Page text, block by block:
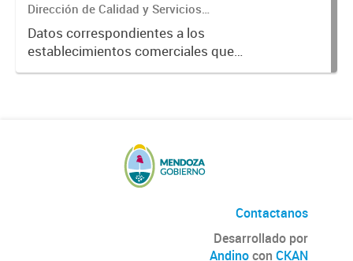
Dirección de Calidad y Servicios
Turísticos
Datos correspondientes a los
establecimientos comerciales que
provén servicios turísticos de
Contactanos
Desarrollado por
Andinocon CKAN